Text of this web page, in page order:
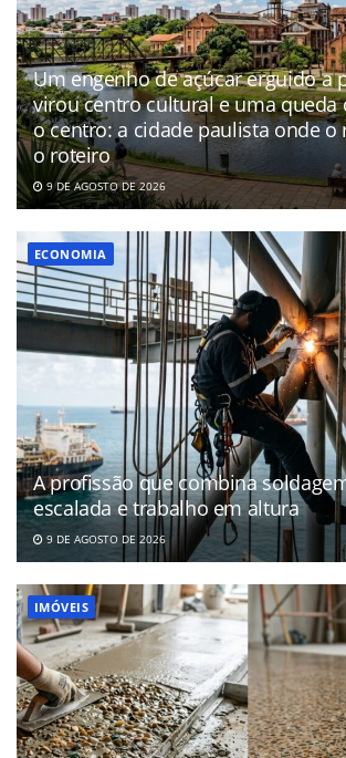
Um engenho de açúcar erguido a
virou centro cultural e uma queda
o centro: a cidade paulista onde o
o roteiro
9 DE AGOSTO DE 2026
ECONOMIA
A profissão que combina
escalada e trabalho em altura
9 DE AGOSTO DE 2026
IMÓVEIS